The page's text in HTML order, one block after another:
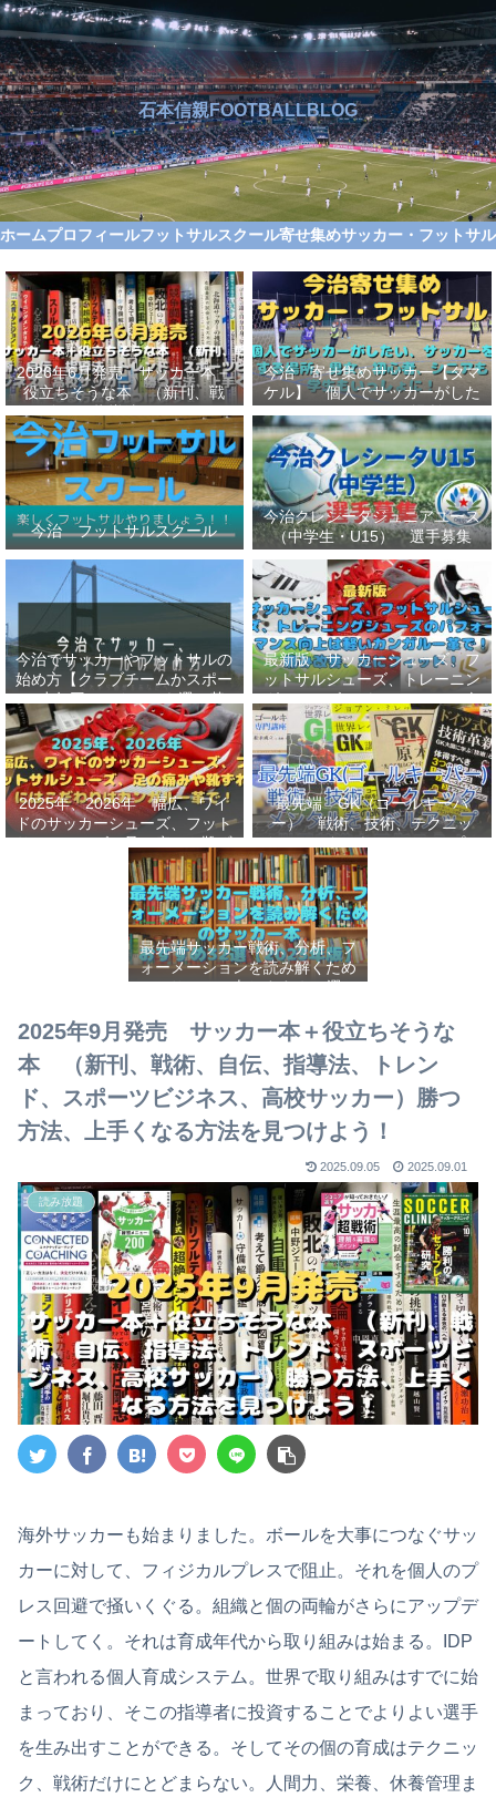
石本信親FOOTBALLBLOG
ホームプロフィールフットサルスクール寄せ集めサッカー・フット
2026年6月発売 サッカー本＋
役立ちそうな本 （新刊、戦
術、自伝、指導法、トレンド、
スポーツビジネス、高校サッカ
ー）勝つ方法、上手くなる方法
を見つけよう！
今治 寄せ集めサッカー【タマ
ケル】 個人でサッカーがした
い、サッカーをする場所、男
女、初心者、シニアも学生もい
っしょに！【タマケル】
今治 フットサルスクール
今治クレシータジュニアユース
（中学生・U15） 選手募集
今治でサッカーやフットサルの
始め方【クラブチームかスポー
ツ少年団かスクールを選ぶ基
準】小学生、幼児（年長・年
中）、サッカー
最新版 サッカーシューズ、フ
ットサルシューズ、トレーニン
グシューズのパフォーマンス向
上は軽いカンガルー革で！痛み
改善、足にフィット！
2025年、2026年 幅広、ワイ
ドのサッカーシューズ、フット
サルシューズ、足の痛みや靴ず
れにはこだわりはカンガルー革
で！
最先端 GK（ゴールキーパ
ー） 戦術、技術、テクニッ
ク、メンタルをレベルアップし
世界基準へ 練習メニューなど
選手、指導者おすすめ本 11
選
最先端サッカー戦術、分析、フ
ォーメーションを読み解くため
のサッカー本おすすめ32選
2025年9月発売 サッカー本＋役立ちそうな
本 （新刊、戦術、自伝、指導法、トレン
ド、スポーツビジネス、高校サッカー）勝つ
方法、上手くなる方法を見つけよう！
2025.09.05 2025.09.01
読み放題
海外サッカーも始まりました。ボールを大事につなぐサッ
カーに対して、フィジカルプレスで阻止。それを個人のプ
レス回避で掻いくぐる。組織と個の両輪がさらにアップデ
ートしてく。それは育成年代から取り組みは始まる。IDP
と言われる個人育成システム。世界で取り組みはすでに始
まっており、そこの指導者に投資することでよりよい選手
を生み出すことができる。そしてその個の育成はテクニッ
ク、戦術だけにとどまらない。人間力、栄養、休養管理ま